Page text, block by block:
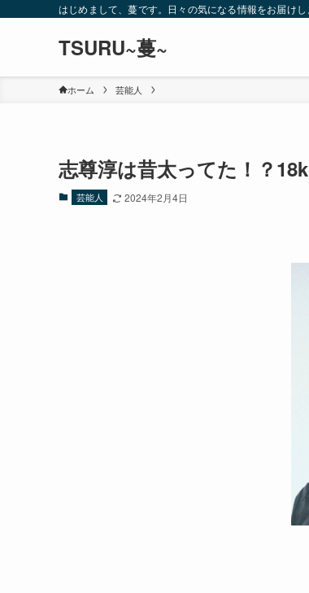
はじめまして、蔓です。日々の気になる情報をお届けし
TSURU~蔓~
ホーム 芸能人
志尊淳は昔太ってた！？
芸能人 2024年2月4日